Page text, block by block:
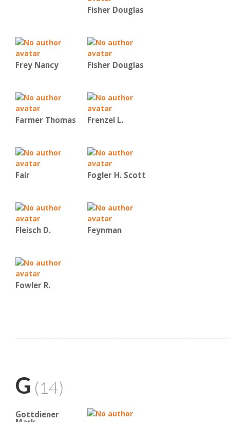
Fisher Douglas
Frey Nancy Fisher Douglas
Farmer Thomas Frenzel L.
Fair Fogler H. Scott
Fleisch D. Feynman
Fowler R.
G (14)
Gottdiener